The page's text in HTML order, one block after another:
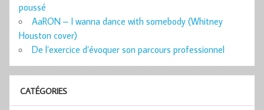
poussé
AaRON – I wanna dance with somebody (Whitney
Houston cover)
De l’exercice d’évoquer son parcours professionnel
CATÉGORIES